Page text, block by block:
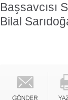
Başsavcısı
Bilal